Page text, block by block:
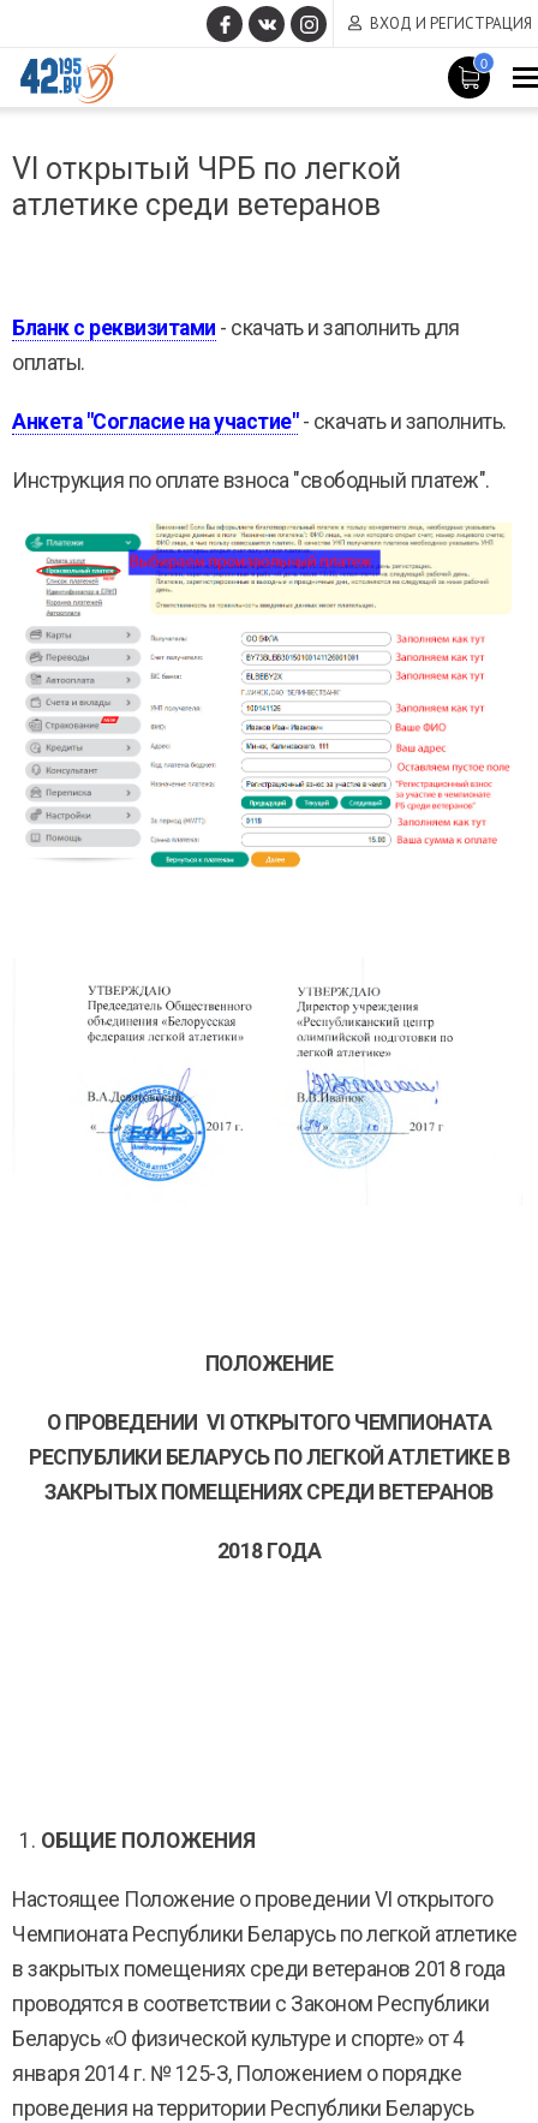
ВХОД И РЕГИСТРАЦИЯ
0
MAIN
CONTENT
14,
2017
VI открытый ЧРБ по легкой
атлетике среди ветеранов
Бланк с реквизитами - скачать и заполнить для
оплаты.
Анкета "Согласие на участие"- скачать и заполнить.
Инструкция по оплате взноса "свободный платеж".
ПОЛОЖЕНИЕ
О ПРОВЕДЕНИИ VI ОТКРЫТОГО ЧЕМПИОНАТА
РЕСПУБЛИКИ БЕЛАРУСЬ ПО ЛЕГКОЙ АТЛЕТИКЕ В
ЗАКРЫТЫХ ПОМЕЩЕНИЯХ СРЕДИ ВЕТЕРАНОВ
2018 ГОДА
ОБЩИЕ ПОЛОЖЕНИЯ
Настоящее Положение о проведении VI открытого
Чемпионата Республики Беларусь по легкой атлетике
в закрытых помещениях среди ветеранов 2018 года
проводятся в соответствии с Законом Республики
Беларусь «О физической культуре и спорте» от 4
января 2014 г. № 125-З, Положением о порядке
проведения на территории Республики Беларусь